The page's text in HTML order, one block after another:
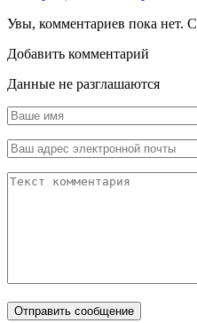
Увы, комментариев пока нет.
Добавить комментарий
Данные не разглашаются